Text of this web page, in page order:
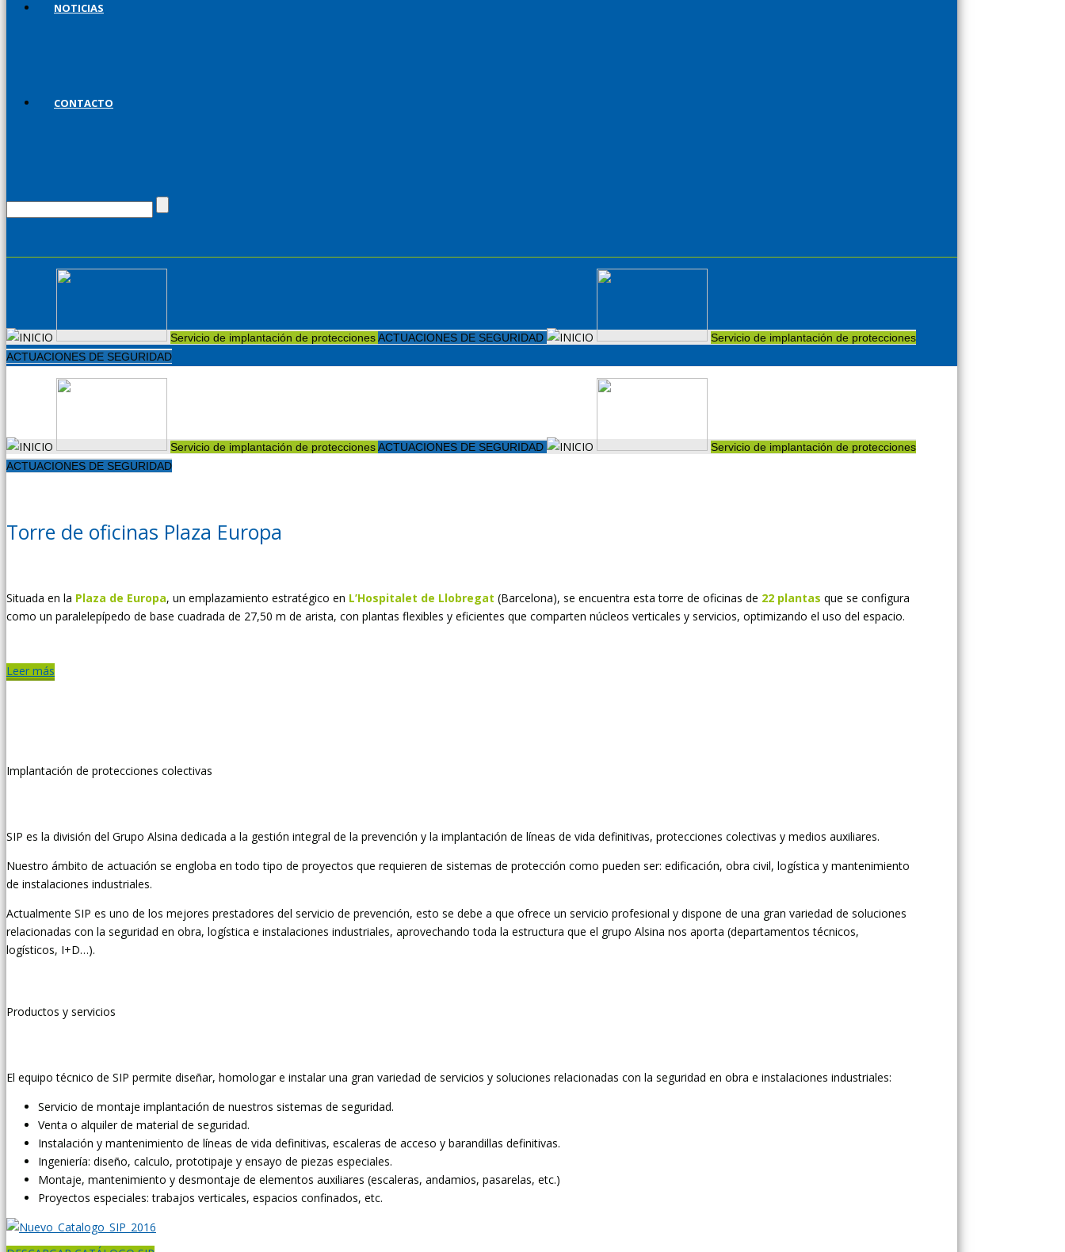
NOTICIAS
CONTACTO
Servicio de implantación de proteccionesACTUACIONES DE SEGURIDAD
Servicio de implantación de protecciones
ACTUACIONES DE SEGURIDAD
Servicio de implantación de proteccionesACTUACIONES DE SEGURIDAD
Servicio de implantación de protecciones
ACTUACIONES DE SEGURIDAD
Torre de oficinas Plaza Europa
Situada en la Plaza de Europa, un emplazamiento estratégico en L’Hospitalet de Llobregat (Barcelona), se encuentra esta torre de oficinas de 22 plantas que se configura
como un paralelepípedo de base cuadrada de 27,50 m de arista, con plantas flexibles y eficientes que comparten núcleos verticales y servicios, optimizando el uso del espacio.
Leer más
Implantación de protecciones colectivas
SIP es la división del Grupo Alsina dedicada a la gestión integral de la prevención y la implantación de líneas de vida definitivas, protecciones colectivas y medios auxiliares.
Nuestro ámbito de actuación se engloba en todo tipo de proyectos que requieren de sistemas de protección como pueden ser: edificación, obra civil, logística y mantenimiento
de instalaciones industriales.
Actualmente SIP es uno de los mejores prestadores del servicio de prevención, esto se debe a que ofrece un servicio profesional y dispone de una gran variedad de soluciones
relacionadas con la seguridad en obra, logística e instalaciones industriales, aprovechando toda la estructura que el grupo Alsina nos aporta (departamentos técnicos,
logísticos, I+D…).
Productos y servicios
El equipo técnico de SIP permite diseñar, homologar e instalar una gran variedad de servicios y soluciones relacionadas con la seguridad en obra e instalaciones industriales:
Servicio de montaje implantación de nuestros sistemas de seguridad.
Venta o alquiler de material de seguridad.
Instalación y mantenimiento de líneas de vida definitivas, escaleras de acceso y barandillas definitivas.
Ingeniería: diseño, calculo, prototipaje y ensayo de piezas especiales.
Montaje, mantenimiento y desmontaje de elementos auxiliares (escaleras, andamios, pasarelas, etc.)
Proyectos especiales: trabajos verticales, espacios confinados, etc.